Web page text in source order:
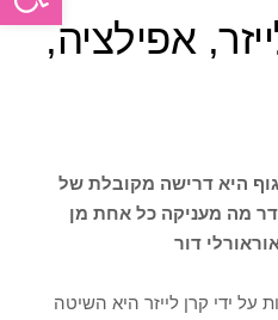
אפילציה,
היא דרישה מקובלת של
מה מעניקה כל אחת מן
אורלי דור
ידי קרן לייזר היא השיטה